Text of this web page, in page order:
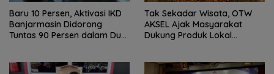
Baru 10 Persen, Aktivasi IKD
Banjarmasin Didorong
Tuntas 90 Persen dalam Dua
Tak Sekadar Wisata, OTW
AKSEL Ajak Masyarakat
Dukung Produk Lokal